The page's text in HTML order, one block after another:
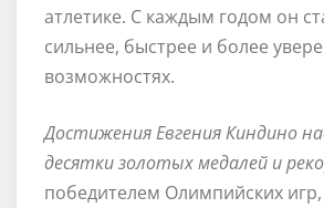
атлетике. С каждым годом он
сильнее, быстрее и более
возможностях.
Достижения Евгения Киндино
десятки золотых медалей и
победителем Олимпийских